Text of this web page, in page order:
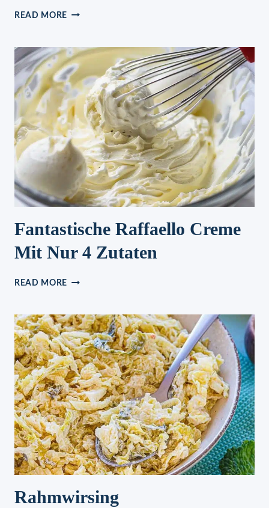
READ MORE BOULETTEN
UND
KARTOFFELN
Fantastische Raffaello Creme
Mit Nur 4 Zutaten
READ MORE FANTASTISCHE
MIT
NUR
4
ZUTATEN
Rahmwirsing